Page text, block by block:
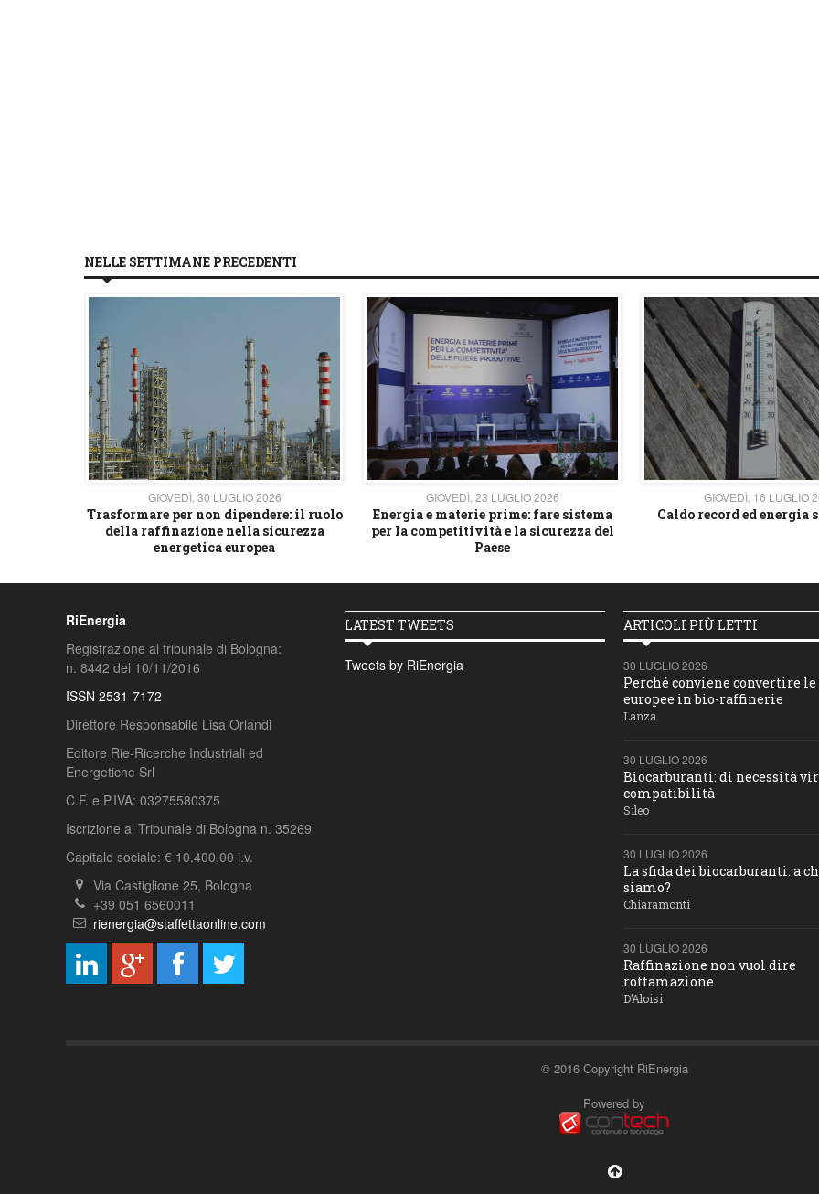
NELLE SETTIMANE PRECEDENTI
GIOVEDÌ, 30 LUGLIO 2026
Trasformare per non dipendere: il ruolo
della raffinazione nella sicurezza
energetica europea
GIOVEDÌ, 23 LUGLIO 2026
Energia e materie prime: fare sistema
per la competitività e la sicurezza del
Paese
GIOVEDÌ, 16 LUGLIO
Caldo record ed energia
RiEnergia
Registrazione al tribunale di Bologna:
n. 8442 del 10/11/2016
ISSN 2531-7172
Direttore Responsabile Lisa Orlandi
Editore Rie-Ricerche Industriali ed
Energetiche Srl
C.F. e P.IVA: 03275580375
Iscrizione al Tribunale di Bologna n. 35269
Capitale sociale: € 10.400,00 i.v.
Via Castiglione 25, Bologna
+39 051 6560011
rienergia@staffettaonline.com
LATEST TWEETS
Tweets by RiEnergia
ARTICOLI PIÙ LETTI
30 LUGLIO 2026
Perché conviene convertire
europee in bio-raffinerie
Lanza
30 LUGLIO 2026
Biocarburanti: di necessità
compatibilità
Sileo
30 LUGLIO 2026
La sfida dei biocarburanti: a
siamo?
Chiaramonti
30 LUGLIO 2026
Raffinazione non vuol dire
rottamazione
D’Aloisi
© 2016 Copyright RiEnergia
Powered by